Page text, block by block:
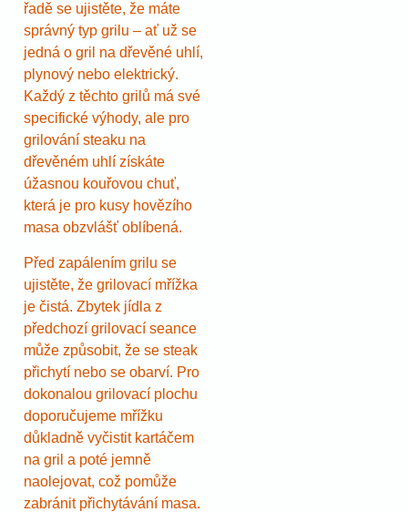
řadě se ujistěte, že máte
správný typ grilu – ať už se
jedná o gril na dřevěné uhlí,
plynový nebo elektrický.
Každý z těchto grilů má své
specifické výhody, ale pro
grilování steaku na
dřevěném uhlí získáte
úžasnou kouřovou chuť,
která je pro kusy hovězího
masa obzvlášť oblíbená.
Před zapálením grilu se
ujistěte, že grilovací mřížka
je čistá. Zbytek jídla z
předchozí grilovací seance
může způsobit, že se steak
přichytí nebo se obarví. Pro
dokonalou grilovací plochu
doporučujeme mřížku
důkladně vyčistit kartáčem
na gril a poté jemně
naolejovat, což pomůže
zabránit přichytávání masa.